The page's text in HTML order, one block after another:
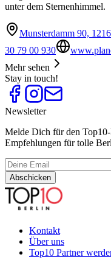
unter dem Sternenhimmel.
Munsterdamm 90,
30 79 00 930
Mehr sehen
Stay in touch!
Newsletter
Melde Dich für den
Empfehlungen für tolle
Abschicken
Kontakt
Über uns
Top10 Partner